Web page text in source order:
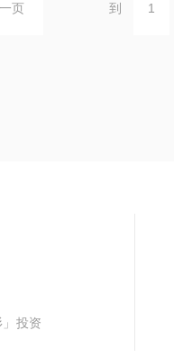
页 到
」投资